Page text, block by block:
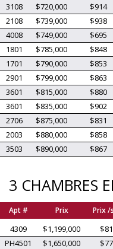
3108
$720,000 $914
2108
$739,000 $938
4008
$749,000 $695
1801
$785,000 $848
1701
$790,000 $853
2901
$799,000 $863
3601
$815,000 $880
3601
$835,000 $902
2706
$875,000 $831
2003
$880,000 $858
3503
$890,000 $867
3 CHAMBRES
Apt # Prix Prix /
4309 $1,199,000
PH4501
$1,650,000